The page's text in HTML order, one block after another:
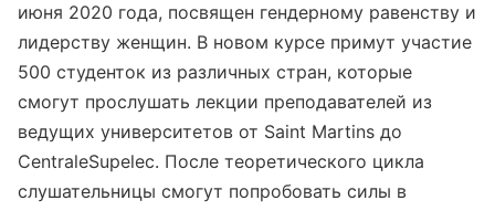
июня 2020 года, посвящен гендерному равенству и
лидерству женщин. В новом курсе примут участие
500 студенток из различных стран, которые
смогут прослушать лекции преподавателей из
ведущих университетов от Saint Martins до
CentraleSupelec. После теоретического цикла
слушательницы смогут попробовать силы в